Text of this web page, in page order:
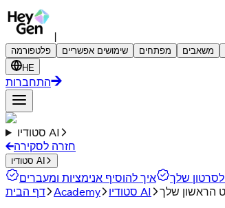
|
פלטפורמה שימושים אפשריים מפתחים משאבים
HE
התחברות
סטודיו AI
חזרה לסקירה
סטודיו AI
שלך
איך להוסיף אנימציות ומעברים
דף הבית Academy סטודיו AI הראשון שלך